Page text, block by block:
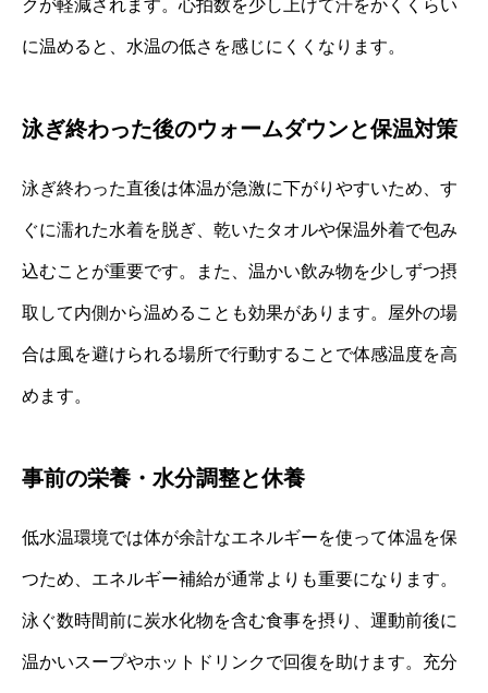
クが軽減されます。心拍数を少し上げて汗をかくくらい
に温めると、水温の低さを感じにくくなります。
泳ぎ終わった後のウォームダウンと保温対策
泳ぎ終わった直後は体温が急激に下がりやすいため、す
ぐに濡れた水着を脱ぎ、乾いたタオルや保温外着で包み
込むことが重要です。また、温かい飲み物を少しずつ摂
取して内側から温めることも効果があります。屋外の場
合は風を避けられる場所で行動することで体感温度を高
めます。
事前の栄養・水分調整と休養
低水温環境では体が余計なエネルギーを使って体温を保
つため、エネルギー補給が通常よりも重要になります。
泳ぐ数時間前に炭水化物を含む食事を摂り、運動前後に
温かいスープやホットドリンクで回復を助けます。充分